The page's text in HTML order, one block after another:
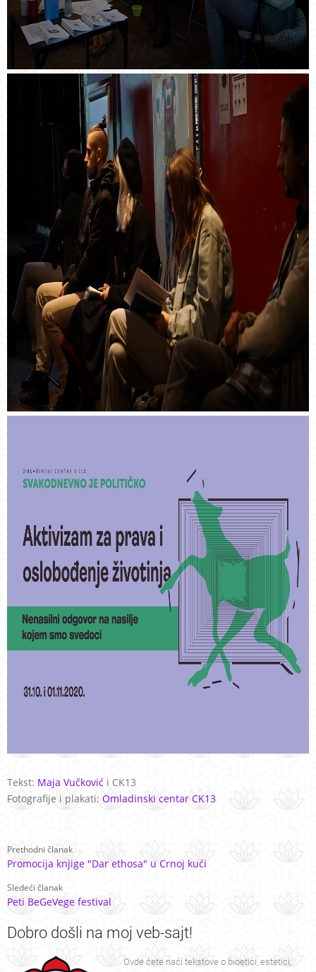
Tekst: Maja Vučković i CK13
Fotografije i plakati: Omladinski centar CK13
Prethodni članak
Promocija knjige "Dar ethosa" u Crnoj kući
Sledeći članak
Peti BeGeVege festival
Dobro došli na moj veb-sajt!
Ovde ćete naći tekstove o bioetici, estetici,